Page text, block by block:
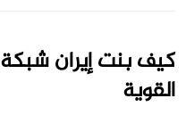
كيف بنت إيران شبكة
القوية